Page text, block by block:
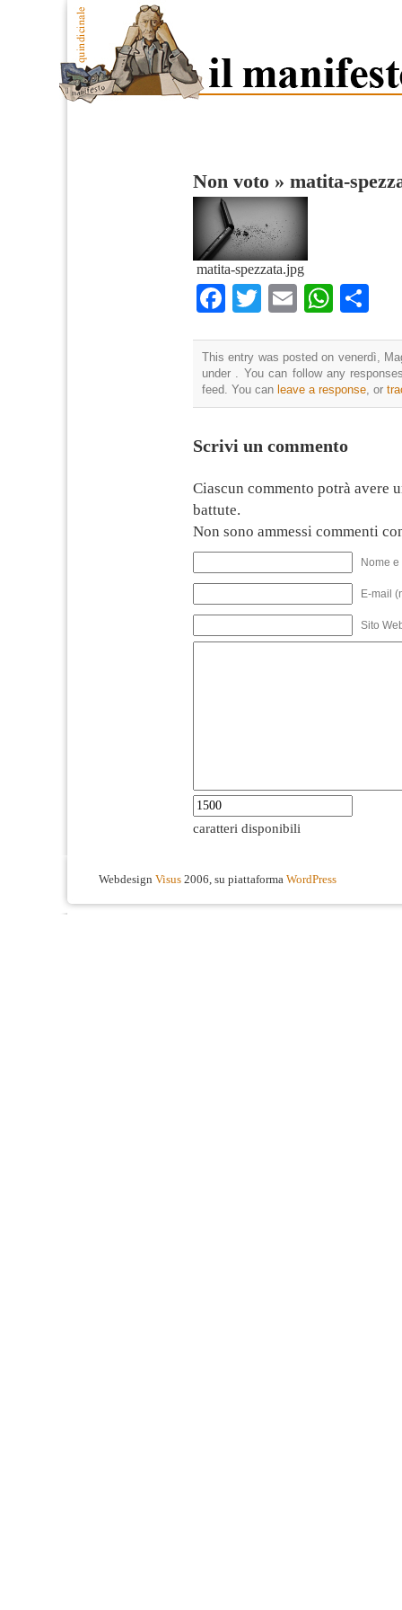
Non voto » matita-
matita-spezzata.jpg
Facebook
Twitter
Email
This entry was posted on venerdì,
under . You can follow any
feed. You can leave a response , or
Scrivi un commento
Ciascun commento potrà avere
battute.
Non sono ammessi commenti
Nome
E-mail
Sito
caratteri disponibili
Webdesign Visus 2006, su piattaforma WordPress